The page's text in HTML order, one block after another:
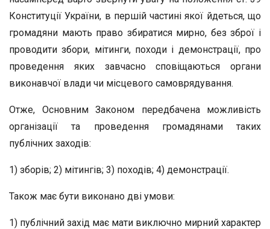
Конституції України, в першій частині якої йдеться, що
громадяни мають право збиратися мирно, без зброї і
проводити збори, мітинги, походи і демонстрації, про
проведення яких завчасно сповіщаються органи
виконавчої влади чи місцевого самоврядування.
Отже, Основним Законом передбачена можливість
організації та проведення громадянами таких
публічних заходів:
1) зборів; 2) мітингів; 3) походів; 4) демонстрації.
Також має бути виконано дві умови:
1) публічний захід має мати виключно мирний характер